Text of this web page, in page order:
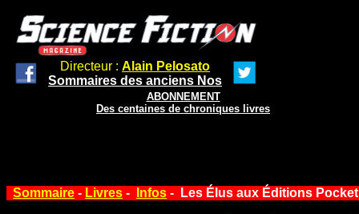
Directeur : Alain Pelosato
Sommaires des anciens Nos
ABONNEMENT
Des centaines de chroniques livres
Sommaire - Livres - Infos - Les Élus aux Éditions Pocket